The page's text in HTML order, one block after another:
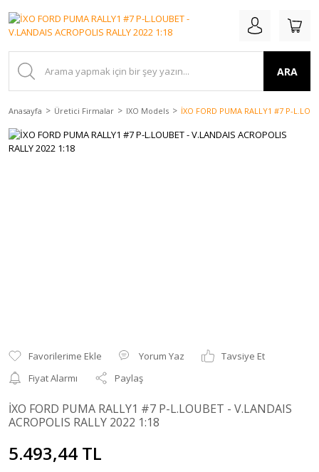
ARA
Anasayfa Üretici Firmalar IXO Models İXO FORD PUMA RALLY1 #7 P-
Yorum Yaz
Tavsiye Et
Fiyat Alarmı
Paylaş
İXO FORD PUMA RALLY1 #7 P-L.LOUBET - V.LANDAIS
ACROPOLIS RALLY 2022 1:18
5.493,44 TL